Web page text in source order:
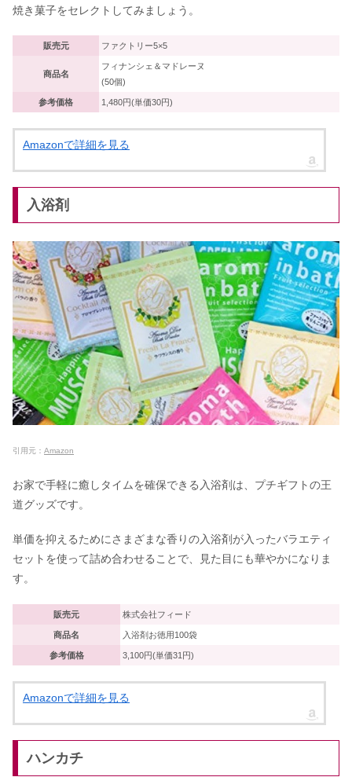
焼き菓子をセレクトしてみましょう。
販売元 ファクトリー5×5
商品名
フィナンシェ＆マドレーヌ
(50個)
参考価格 1,480円(単価30円)
Amazonで詳細を見る
入浴剤
引用元： Amazon
お家で手軽に癒しタイムを確保できる入浴剤は、プチギフトの王
道グッズです。
単価を抑えるためにさまざまな香りの入浴剤が入ったバラエティ
セットを使って詰め合わせることで、見た目にも華やかになりま
す。
販売元 株式会社フィード
商品名 入浴剤お徳用100袋
参考価格 3,100円(単価31円)
Amazonで詳細を見る
ハンカチ